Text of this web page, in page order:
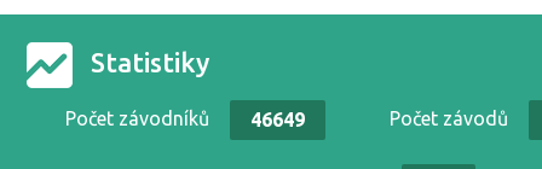
Statistiky
Počet závodníků 46649 Počet závodů